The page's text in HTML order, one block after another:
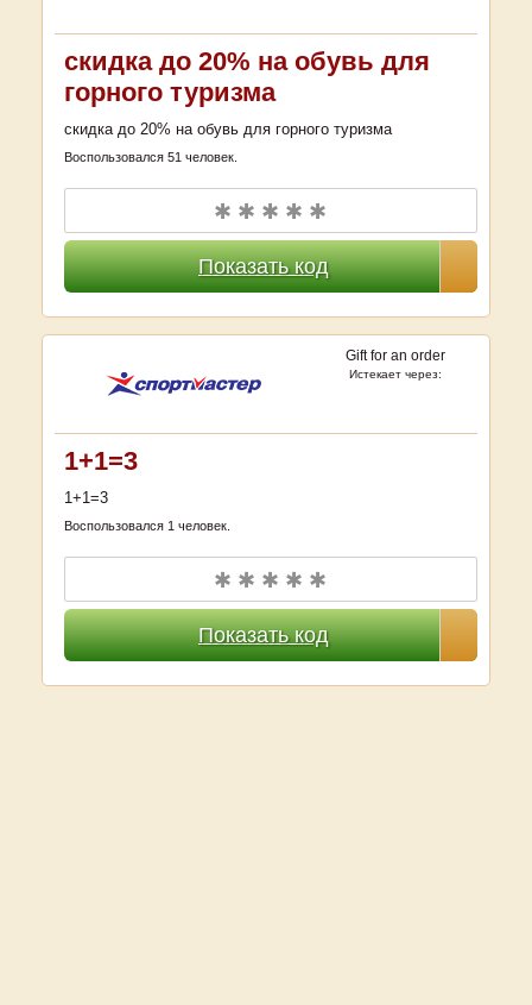
скидка до 20% на обувь для
горного туризма
скидка до 20% на обувь для горного туризма
Воспользовался 51 человек.
Показать код
✱ ✱ ✱ ✱ ✱
Gift for an order
Истекает через:
1+1=3
1+1=3
Воспользовался 1 человек.
Показать код
✱ ✱ ✱ ✱ ✱